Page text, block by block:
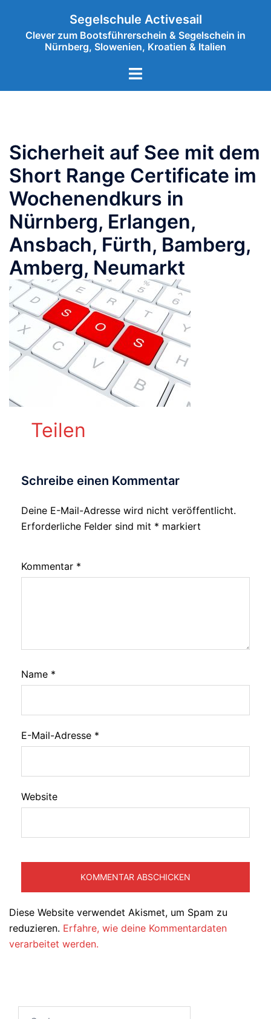
springen
Segelschule Activesail
Clever zum Bootsführerschein & Segelschein in
Nürnberg, Slowenien, Kroatien & Italien
Menü
Sicherheit auf See mit dem
Short Range Certificate im
Wochenendkurs in
Nürnberg, Erlangen,
Ansbach, Fürth, Bamberg,
Amberg, Neumarkt
Teilen
Schreibe einen Kommentar
Deine E-Mail-Adresse wird nicht veröffentlicht.
Erforderliche Felder sind mit * markiert
Kommentar *
Name *
E-Mail-Adresse *
Website
Alternative:
Diese Website verwendet Akismet, um Spam zu
reduzieren. Erfahre, wie deine Kommentardaten
verarbeitet werden.